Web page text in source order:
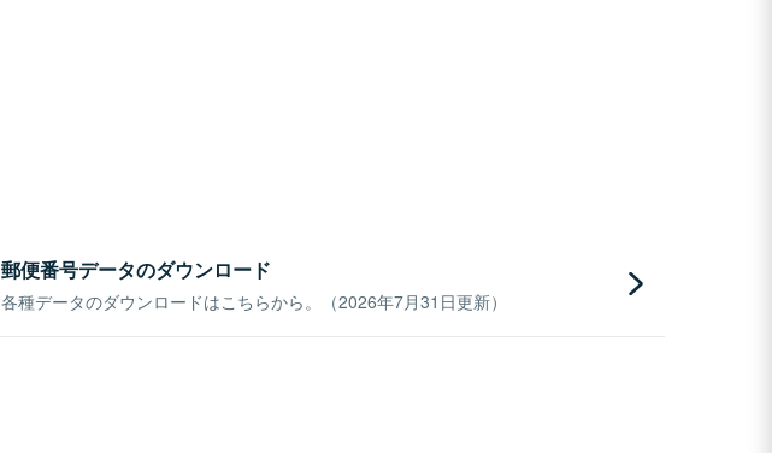
郵便番号データのダウンロード
各種データのダウンロードはこちらから。（2026年7月31日更新）